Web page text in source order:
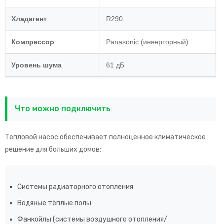
Хладагент R290
Компрессор Panasonic (инверторный)
Уровень шума 61 дБ
Что можно подключить
Тепловой насос обеспечивает полноценное климатическое
решение для больших домов:
Системы радиаторного отопления
Водяные тёплые полы
Фанкойлы (системы воздушного отопления/